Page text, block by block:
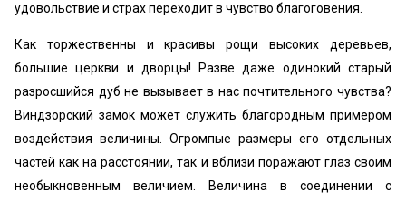
удовольствие и страх переходит в чувство благоговения.
Как торжественны и красивы рощи высоких деревьев,
большие церкви и дворцы! Разве даже одинокий старый
разросшийся дуб не вызывает в нас почтительного чувства?
Виндзорский замок может служить благородным примером
воздействия величины. Огромпые размеры его отдельных
частей как на расстоянии, так и вблизи поражают глаз своим
необыкновенным величием. Величина в соединении с